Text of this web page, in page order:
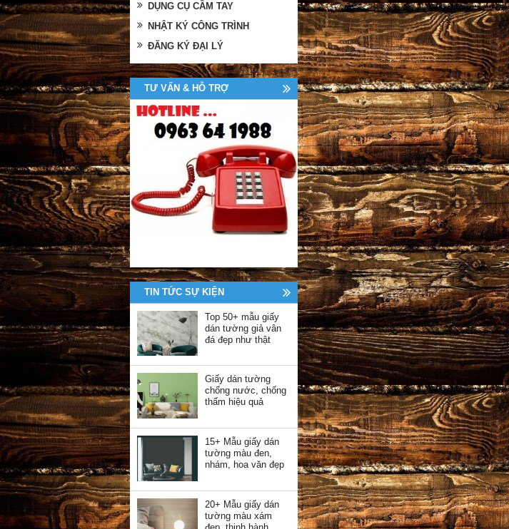
DỤNG CỤ CẦM TAY
NHẬT KÝ CÔNG TRÌNH
ĐĂNG KÝ ĐẠI LÝ
TƯ VẤN & HỖ TRỢ
TIN TỨC SỰ KIỆN
Top 50+ mẫu giấy
dán tường giả vân
đá đẹp như thật
Giấy dán tường
chống nước, chống
thấm hiệu quả
15+ Mẫu giấy dán
tường màu đen,
nhám, hoa văn đẹp
20+ Mẫu giấy dán
tường màu xám